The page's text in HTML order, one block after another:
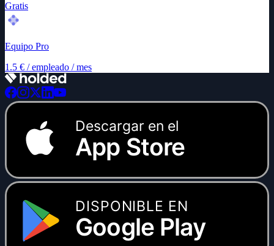
Gratis
Equipo Pro
1.5 € /empleado / mes
Descargar en el
App Store
DISPONIBLE EN
Google Play